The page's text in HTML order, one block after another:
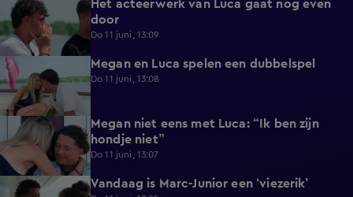
1:04
Het acteerwerk van Luca gaat nog even
door
Do 11 juni, 13:09
1:06 Megan en Luca spelen een dubbelspel
Do 11 juni, 13:08
0:56
Megan niet eens met Luca: “Ik ben zijn
hondje niet”
Do 11 juni, 13:07
1:06 Vandaag is Marc-Junior een ‘viezerik’